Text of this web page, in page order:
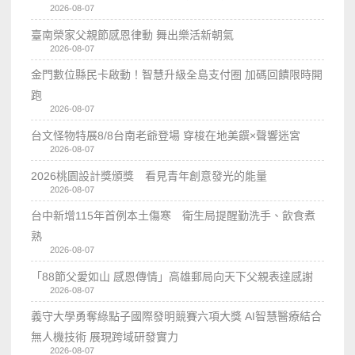
2026-08-07
臺南榮家父親節感恩律動 舞出樂活新朝氣
2026-08-07
金門數位縣民卡啟動！智慧升級全島支付圈 加碼回饋限時開
跑
2026-08-07
台文怪物特展8/8台南老爺登場 穿梭在地美饌×聲響迷宮
2026-08-07
2026桃園設計獎頒獎 看見青年創意發光的能量
2026-08-07
台中新增115年首例本土傷寒 衛生局提醒勤洗手、飲食煮
熟
2026-08-07
「88節父愛如山 感恩傳情」高雄郵局向天下父親表達感謝
2026-08-07
義守大學勇奪綠點子國際發明競賽六項大獎 AI智慧醫療結合
無人機技術 展現跨域研發實力
2026-08-07